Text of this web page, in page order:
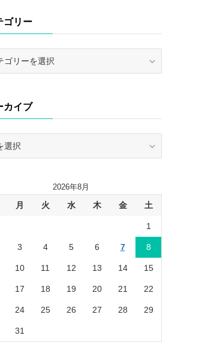
ゴリー
カイブ
2026年8月
月 火 水 木 金 土
1
3 4 5 6 7 8
10 11 12 13 14 15
17 18 19 20 21 22
24 25 26 27 28 29
31